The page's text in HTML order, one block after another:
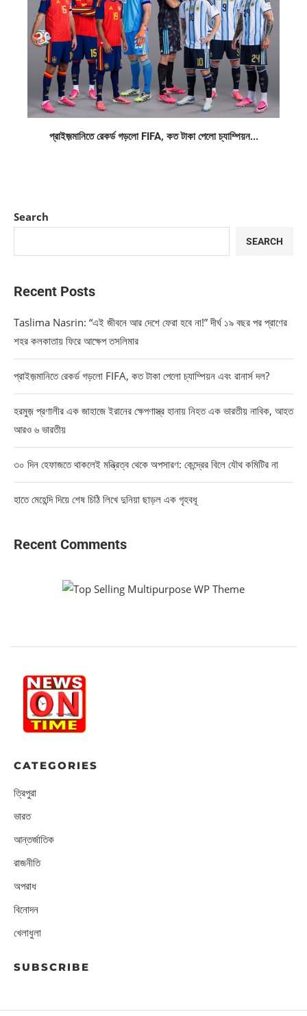
প্রাইজ়মানিতে রেকর্ড গড়লো FIFA, কত টাকা পেলো চ্যাম্পিয়ন...
Search
SEARCH
Recent Posts
Taslima Nasrin: “এই জীবনে আর দেশে ফেরা হবে না!” দীর্ঘ ১৯ বছর পর প্রাণের
শহর কলকাতায় ফিরে আক্ষেপ তসলিমার
প্রাইজ়মানিতে রেকর্ড গড়লো FIFA, কত টাকা পেলো চ্যাম্পিয়ন এবং রানার্স দল?
হরমুজ় প্রণালীর এক জাহাজে ইরানের ক্ষেপণাস্ত্র হানায় নিহত এক ভারতীয় নাবিক, আহত
আরও ৬ ভারতীয়
৩০ দিন হেফাজতে থাকলেই মন্ত্রিত্ব থেকে অপসারণ: কেন্দ্রের বিলে যৌথ কমিটির না
হাতে মেহেন্দি দিয়ে শেষ চিঠি লিখে দুনিয়া ছাড়ল এক গৃহবধূ
Recent Comments
CATEGORIES
ত্রিপুরা
ভারত
আন্তর্জাতিক
রাজনীতি
অপরাধ
বিনোদন
খেলাধুলা
SUBSCRIBE